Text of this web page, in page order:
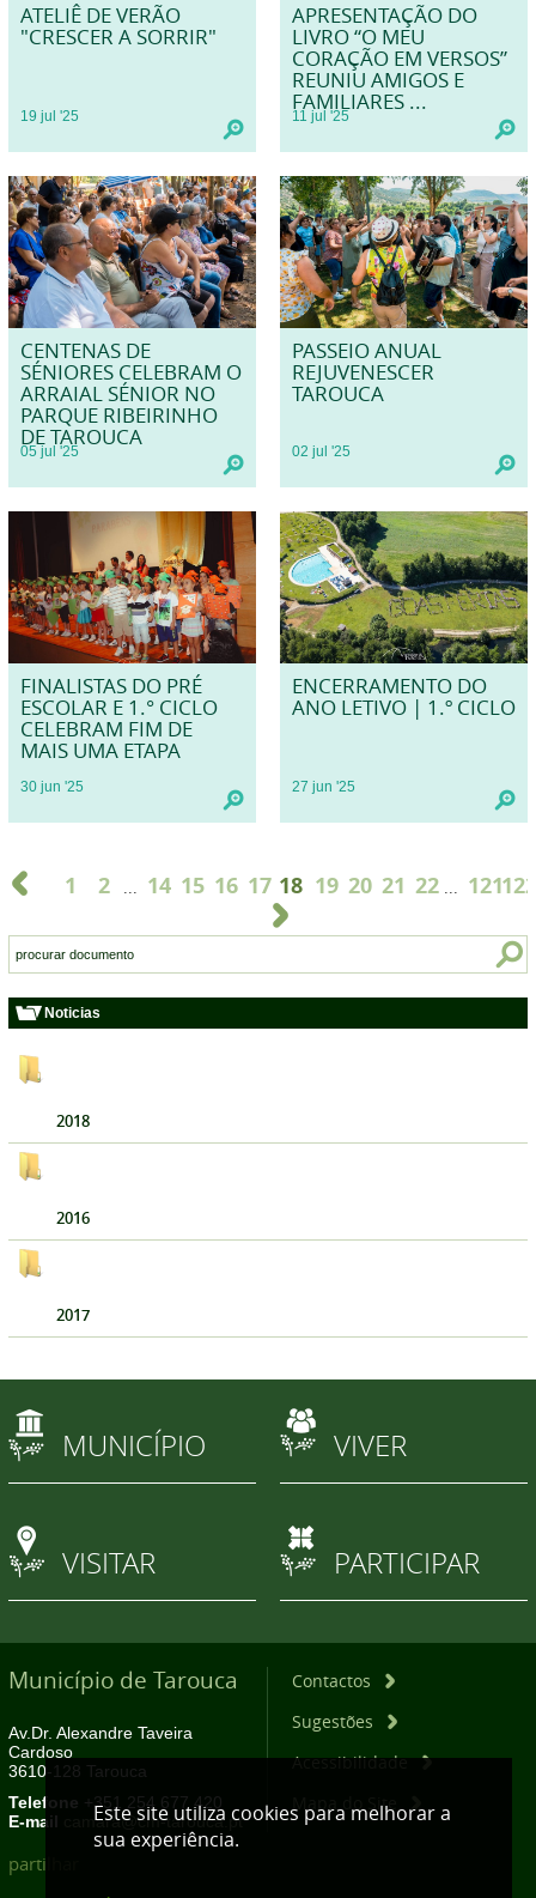
ATELIÊ DE VERÃO
"CRESCER A SORRIR"
19 jul '25
APRESENTAÇÃO DO
LIVRO “O MEU
CORAÇÃO EM VERSOS”
REUNIU AMIGOS E
FAMILIARES ...
11 jul '25
CENTENAS DE
SÉNIORES CELEBRAM O
ARRAIAL SÉNIOR NO
PARQUE RIBEIRINHO
DE TAROUCA
05 jul '25
PASSEIO ANUAL
REJUVENESCER
TAROUCA
02 jul '25
FINALISTAS DO PRÉ
ESCOLAR E 1.° CICLO
CELEBRAM FIM DE
MAIS UMA ETAPA
30 jun '25
ENCERRAMENTO DO
ANO LETIVO | 1.º CICLO
27 jun '25
1 2 ... 14 15 16 17 18 19 20 21 22 ... 121122
Noticias
2018
2016
2017
MUNICÍPIO VIVER
VISITAR PARTICIPAR
Município de Tarouca
Av.Dr. Alexandre Taveira
Cardoso
3610-128 Tarouca
Telefone +351 254 677 420
E-mail
camara@cm-tarouca.pt
Contactos
Sugestões
Acessibilidade
Mapa do Site
partilhar
Este site utiliza cookies para melhorar a
sua experiência.